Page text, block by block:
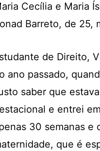
Cecília e Maria
Barreto, de 25,
de Direito,
ano passado,
saber que
e entrei
30 semanas e
que é